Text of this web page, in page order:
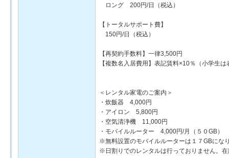
ロング 200円/日（税込）
【トータルサポート費】
150円/日（税込）
【再契約手数料】一律3,500円
【複数名入居費用】表記賃料×10％（小学生
＜レンタル家電のご案内＞
・炊飯器 4,000円
・アイロン 5,800円
・空気清浄機 11,000円
・モバイルルーター 4,000円/月（５０GB）
※無料設置のモバイルルーターは１７GBにな
※日割りでのレンタルは行っておりません。